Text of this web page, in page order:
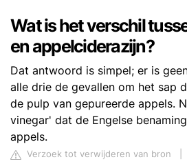
Wat is het verschil
en appelciderazijn?
Dat antwoord is simpel; er is
alle drie de gevallen om het sap
de pulp van gepureerde appels.
vinegar' dat de Engelse
appels.
Verzoek tot verwijderen van bron